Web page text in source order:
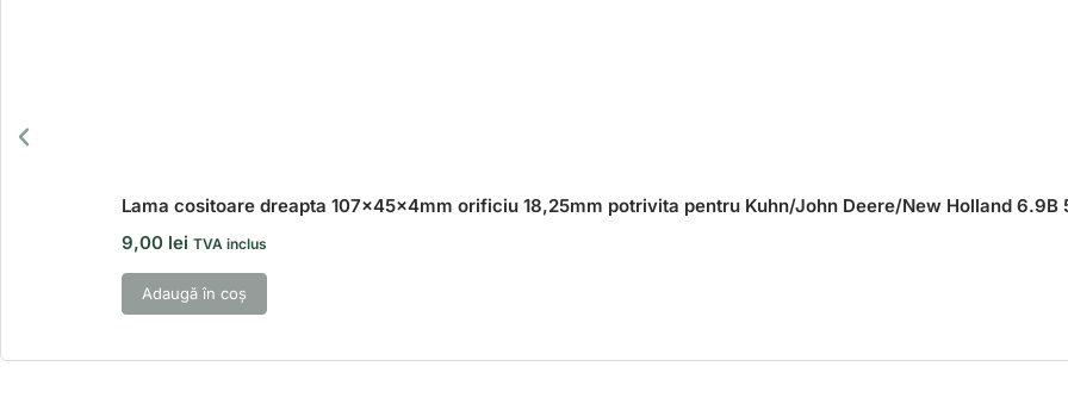
Lama cositoare dreapta 107x45x4mm orificiu 18,25mm potrivita pentru Kuhn/John Deere/New Holland 6.9B
9,00 lei TVA inclus
Adaugă în coș